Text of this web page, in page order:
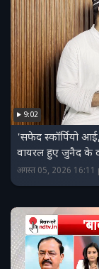
9:02
'सफेद स्कॉर्पियो
वायरल हुए जुनैद के
अगस्त 05, 2026 16:11